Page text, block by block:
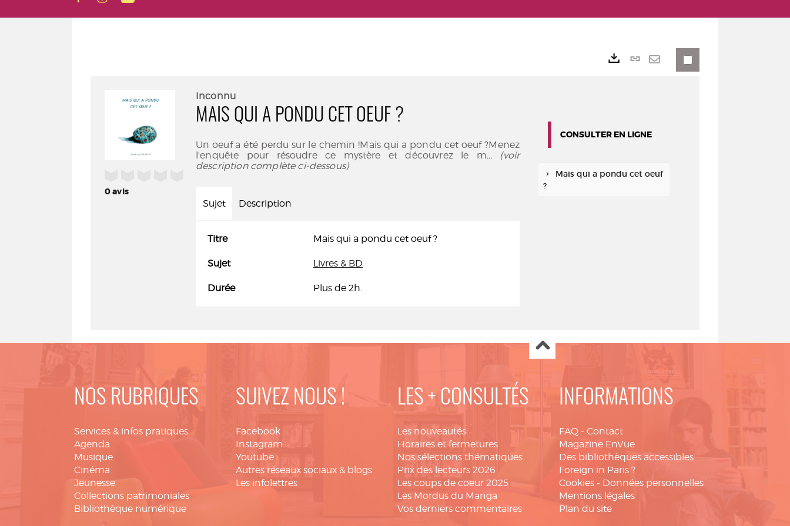
0avis
Inconnu
MAIS QUI A PONDU CET OEUF ?
Un oeuf a été perdu sur le chemin !Mais qui a pondu cet oeuf ?Menez
l'enquête pour résoudre ce mystère et découvrez le m... (voir
description complète ci-dessous)
Sujet Description
Titre Mais qui a pondu cet oeuf ?
Sujet Livres & BD
Durée Plus de 2h.
Lien
CONSULTER EN LIGNE
Mais qui a pondu cet oeuf
?
NOS RUBRIQUES
Services & infos pratiques
Agenda
Musique
Cinéma
Jeunesse
Collections patrimoniales
Bibliothèque numérique
SUIVEZ NOUS !
Facebook
Instagram
Youtube
Autres réseaux sociaux & blogs
Les infolettres
LES + CONSULTÉS
Les nouveautés
Horaires et fermetures
Nos sélections thématiques
Prix des lecteurs 2026
Les coups de coeur 2025
Les Mordus du Manga
Vos derniers commentaires
INFORMATIONS
FAQ - Contact
Magazine EnVue
Des bibliothèques accessibles
Foreign in Paris ?
Cookies - Données personnelles
Mentions légales
Plan du site